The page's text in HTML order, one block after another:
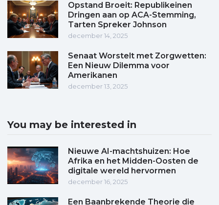
Opstand Broeit: Republikeinen
Dringen aan op ACA-Stemming,
Tarten Spreker Johnson
december 14, 2025
Senaat Worstelt met Zorgwetten:
Een Nieuw Dilemma voor
Amerikanen
december 13, 2025
You may be interested in
Nieuwe AI-machtshuizen: Hoe
Afrika en het Midden-Oosten de
digitale wereld hervormen
december 16, 2025
Een Baanbrekende Theorie die